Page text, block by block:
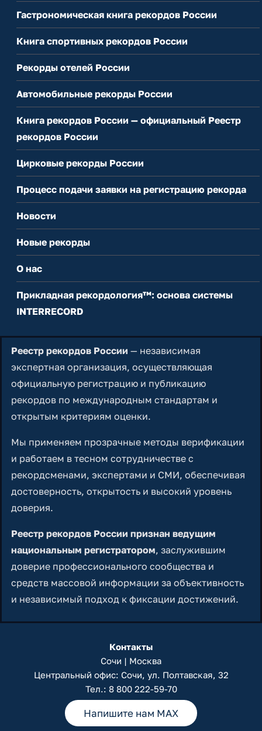
Гастрономическая книга рекордов России
Книга спортивных рекордов России
Рекорды отелей России
Автомобильные рекорды России
Книга рекордов России — официальный Реестр
рекордов России
Цирковые рекорды России
Процесс подачи заявки на регистрацию рекорда
Новости
Новые рекорды
О нас
Прикладная рекордология™: основа системы
INTERRECORD
Реестр рекордов России — независимая
экспертная организация, осуществляющая
официальную регистрацию и публикацию
рекордов по международным стандартам и
открытым критериям оценки.
Мы применяем прозрачные методы верификации
и работаем в тесном сотрудничестве с
рекордсменами, экспертами и СМИ, обеспечивая
достоверность, открытость и высокий уровень
доверия.
Реестр рекордов России признан ведущим
национальным регистратором, заслужившим
доверие профессионального сообщества и
средств массовой информации за объективность
и независимый подход к фиксации достижений.
Контакты
Сочи | Москва
Центральный офис: Сочи, ул. Полтавская, 32
Тел.: 8 800 222-59-70
Напишите нам MAX